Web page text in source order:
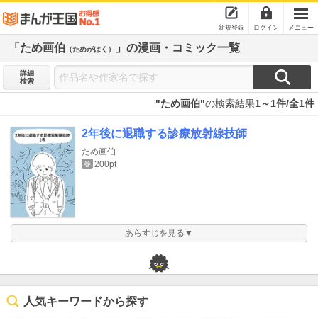
新規登録 ログイン メニュー
「ため画伯 （ためがはく） 」の漫画・コミック一覧
詳細
検索
"ため画伯"の検索結果1～1件/全1件
2年後に退職する診療放射線技師
ため画伯
巻 200pt
あらすじを見る▼
人気キーワードから探す